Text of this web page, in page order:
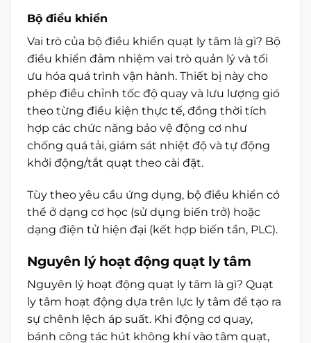
Bộ điều khiển
Vai trò của bộ điều khiển quạt ly tâm là gì? Bộ
điều khiển đảm nhiệm vai trò quản lý và tối
ưu hóa quá trình vận hành. Thiết bị này cho
phép điều chỉnh tốc độ quay và lưu lượng gió
theo từng điều kiện thực tế, đồng thời tích
hợp các chức năng bảo vệ động cơ như
chống quá tải, giám sát nhiệt độ và tự động
khởi động/tắt quạt theo cài đặt.
Tùy theo yêu cầu ứng dụng, bộ điều khiển có
thể ở dạng cơ học (sử dụng biến trở) hoặc
dạng điện tử hiện đại (kết hợp biến tần, PLC).
Nguyên lý hoạt động quạt ly tâm
Nguyên lý hoạt động quạt ly tâm là gì? Quạt
ly tâm hoạt động dựa trên lực ly tâm để tạo ra
sự chênh lệch áp suất. Khi động cơ quay,
bánh công tác hút không khí vào tâm quạt,